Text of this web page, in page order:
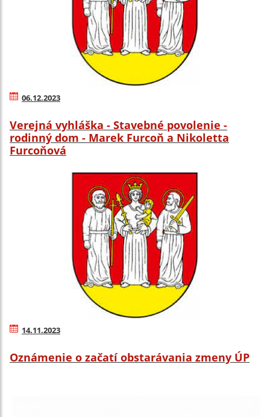
06.12.2023
Verejná vyhláška - Stavebné povolenie -
rodinný dom - Marek Furcoň a Nikoletta
Furcoňová
14.11.2023
Oznámenie o začatí obstarávania zmeny ÚP